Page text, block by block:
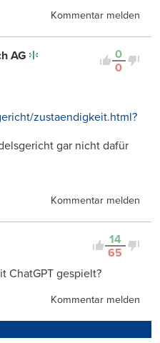
Kommentar melden
0
0
AG
zustaendigkeit.html?
gar nicht dafür
Kommentar melden
14
65
ChatGPT gespielt?
Kommentar melden